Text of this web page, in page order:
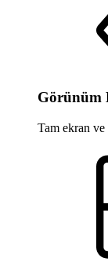
Görünüm
Tam ekran ve